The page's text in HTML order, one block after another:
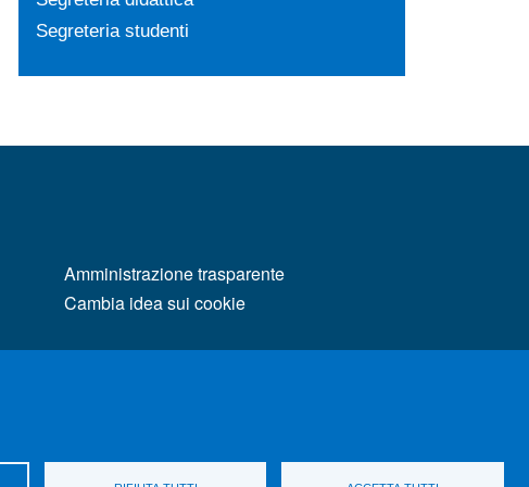
Segreteria studenti
Amministrazione trasparente
Cambia idea sui cookie